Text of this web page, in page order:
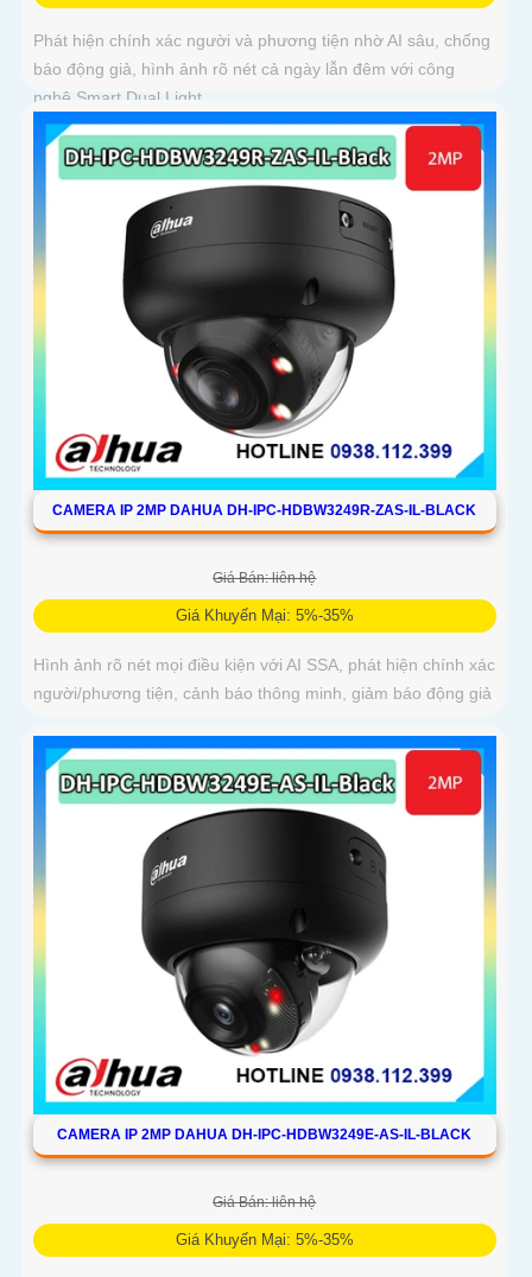
Phát hiện chính xác người và phương tiện nhờ AI sâu, chống
báo động giả, hình ảnh rõ nét cả ngày lẫn đêm với công
nghệ Smart Dual Light
CAMERA IP 2MP DAHUA DH-IPC-HDBW3249R-ZAS-IL-BLACK
Giá Bán: liên hệ
Giá Khuyến Mại: 5%-35%
Hình ảnh rõ nét mọi điều kiện với AI SSA, phát hiện chính xác
người/phương tiện, cảnh báo thông minh, giảm báo động giả
CAMERA IP 2MP DAHUA DH-IPC-HDBW3249E-AS-IL-BLACK
Giá Bán: liên hệ
Giá Khuyến Mại: 5%-35%